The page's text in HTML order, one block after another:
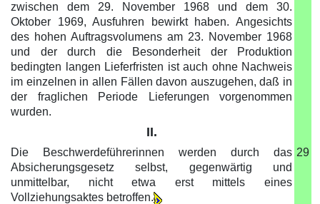
zwischen dem 29. November 1968 und dem 30.
Oktober 1969, Ausfuhren bewirkt haben. Angesichts
des hohen Auftragsvolumens am 23. November 1968
und der durch die Besonderheit der Produktion
bedingten langen Lieferfristen ist auch ohne Nachweis
im einzelnen in allen Fällen davon auszugehen, daß in
der fraglichen Periode Lieferungen vorgenommen
wurden.
II.
Die Beschwerdeführerinnen werden durch das
Absicherungsgesetz selbst, gegenwärtig und
unmittelbar, nicht etwa erst mittels eines
Vollziehungsaktes betroffen.
29